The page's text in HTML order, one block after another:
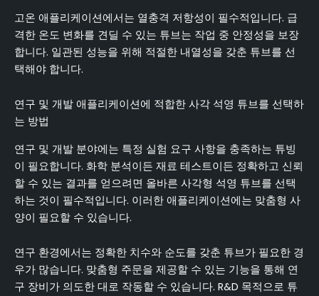
고온 애플리케이션에서는 열충격 저항성이 필수적입니다. 급
격한 온도 변화를 견딜 수 있는 튜브는 작업 중 안정성을 보장
합니다. 일관된 성능을 위해 적절한 내열성을 갖춘 튜브를 선
택해야 합니다.
연구 및 개발 애플리케이션에 적합한 사각 석영 튜브를 선택하
는 방법
연구 및 개발 분야에는 특정 실험 요구 사항을 충족하는 튜빙
이 필요합니다. 화학 분석이든 재료 테스트이든 정확하고 신뢰
할 수 있는 결과를 얻으려면 올바른 사각형 석영 튜브를 선택
하는 것이 필수적입니다. 이러한 애플리케이션에는 맞춤형 사
양이 필요할 수 있습니다.
연구 환경에서는 정확한 치수와 순도를 갖춘 튜브가 필요한 경
우가 많습니다. 맞춤형 주문을 제공할 수 있는 기능을 통해 연
구 장비가 의도한 대로 작동할 수 있습니다. R&D 목적으로 튜